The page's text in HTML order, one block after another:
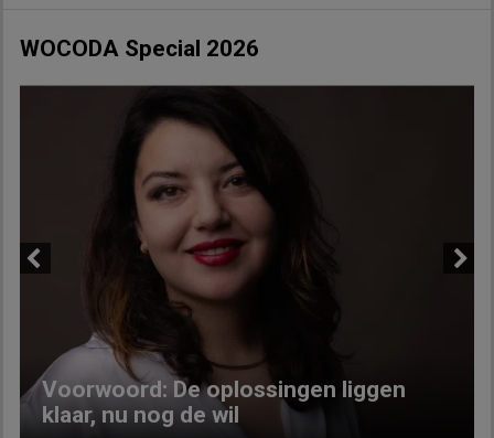
WOCODA Special 2026
Voorwoord: De oplossingen liggen
klaar, nu nog de wil